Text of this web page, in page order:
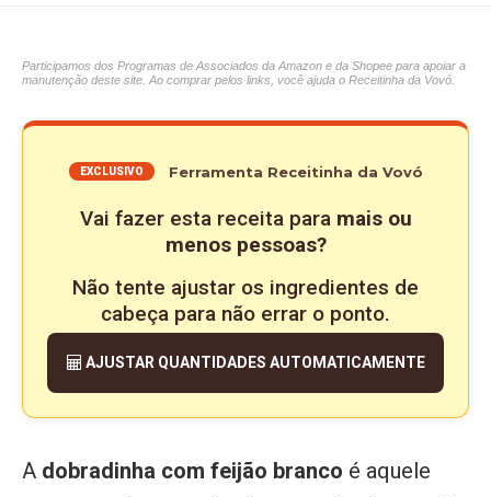
Participamos dos Programas de Associados da Amazon e da Shopee para apoiar a
manutenção deste site. Ao comprar pelos links, você ajuda o Receitinha da Vovó.
EXCLUSIVO Ferramenta Receitinha da Vovó
Vai fazer esta receita para mais ou
menos pessoas?
Não tente ajustar os ingredientes de
cabeça para não errar o ponto.
AJUSTAR QUANTIDADES AUTOMATICAMENTE
A dobradinha com feijão branco é aquele